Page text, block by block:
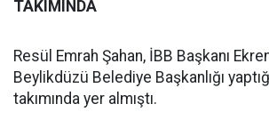
TAKIMINDA
Resül Emrah Şahan, İBB Başkanı
Beylikdüzü Belediye Başkanlığı
takımında yer almıştı.